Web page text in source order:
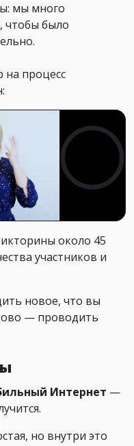
мы много
чтобы было
на процесс
около 45
участников и
новое, что вы
— проводить
Интернет —
но внутри это